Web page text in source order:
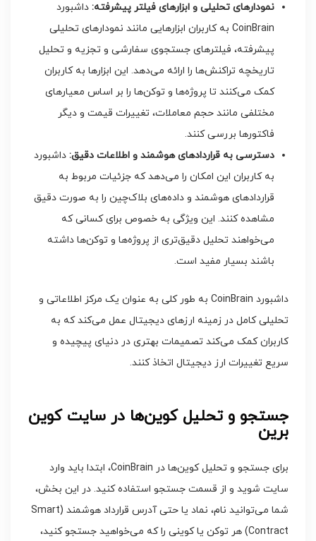
نمودارهای تحلیلی و ابزارهای فیلتر پیشرفته: داشبورد
CoinBrain به کاربران ابزارهایی مانند نمودارهای تحلیلی
پیشرفته، فیلترهای جستجوی سفارشی و تجزیه و تحلیل
تاریخچه تراکنش‌ها را ارائه می‌دهد. این ابزارها به کاربران
کمک می‌کنند تا پروژه‌ها و توکن‌ها را بر اساس معیارهای
مختلفی مانند حجم معاملات، تغییرات قیمت و دیگر
فاکتورها بررسی کنند.
دسترسی به قراردادهای هوشمند و اطلاعات دقیق: داشبورد
به کاربران این امکان را می‌دهد که جزئیات مربوط به
قراردادهای هوشمند و داده‌های بلاک‌چین را به صورت دقیق
مشاهده کنند. این ویژگی به خصوص برای کسانی که
می‌خواهند تحلیل دقیق‌تری از پروژه‌ها و توکن‌ها داشته
باشند بسیار مفید است.
داشبورد CoinBrain به طور کلی به عنوان یک مرکز اطلاعاتی و
تحلیلی کامل در زمینه ارزهای دیجیتال عمل می‌کند که به
کاربران کمک می‌کند تصمیمات بهتری در دنیای پیچیده و
سریع تغییرات ارز دیجیتال اتخاذ کنند.
جستجو و تحلیل کوین‌ها در سایت کوین
برین
برای جستجو و تحلیل کوین‌ها در CoinBrain، ابتدا باید وارد
سایت شوید و از قسمت جستجو استفاده کنید. در این بخش،
شما می‌توانید نام، نماد یا حتی آدرس قرارداد هوشمند (Smart
Contract) هر توکن یا کوینی را که می‌خواهید جستجو کنید،